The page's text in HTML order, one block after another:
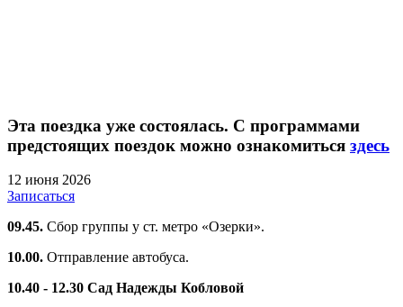
Эта поездка уже состоялась. С программами
предстоящих поездок можно ознакомиться здесь
12 июня 2026
Записаться
09.45. Сбор группы у ст. метро «Озерки».
10.00. Отправление автобуса.
10.40 - 12.30 Сад Надежды Кобловой